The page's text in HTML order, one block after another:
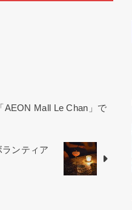
AEON Mall Le Chan」で
ンティア